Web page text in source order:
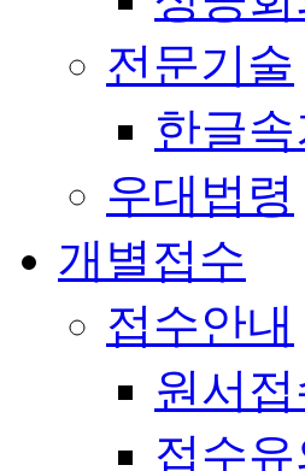
전문기술
한글속
우대법령
개별접수
접수안내
원서
접수